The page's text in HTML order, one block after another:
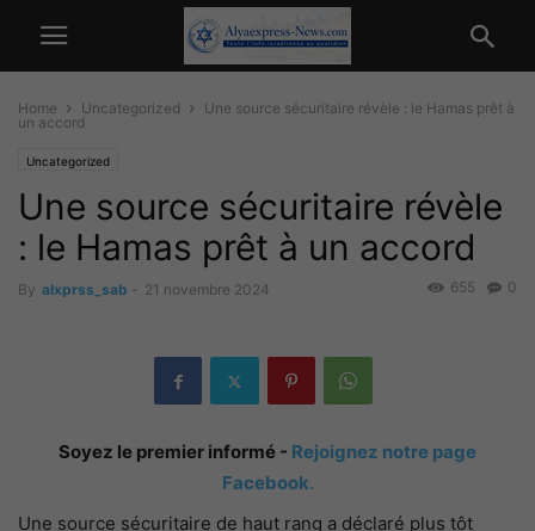
Home Uncategorized
Une source sécuritaire révèle : le Hamas prêt à
un accord
Uncategorized
Une source sécuritaire révèle
: le Hamas prêt à un accord
By alxprss_sab - 21 novembre 2024 0
655
Soyez le premier informé - Rejoignez notre page
Facebook.
Une source sécuritaire de haut rang a déclaré plus tôt